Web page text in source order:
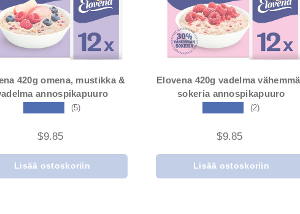
420g omena, mustikka &
annospikapuuro
(5)
$9.85
Lisää ostoskoriin
Elovena 420g vadelma
sokeria annospikapuuro
(2)
$9.85
Lisää ostoskoriin